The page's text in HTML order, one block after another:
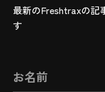
最新のFreshtraxの記
す